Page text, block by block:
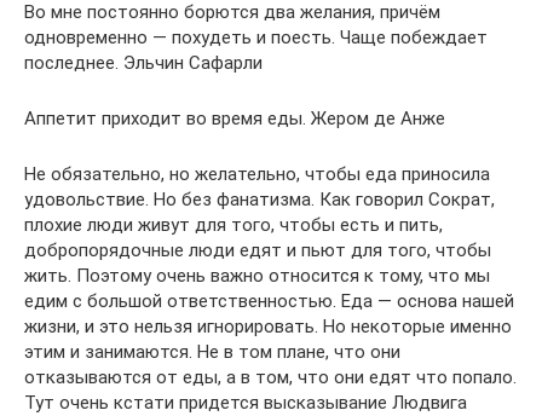
Во мне постоянно борются два желания, причём
одновременно — похудеть и поесть. Чаще побеждает
последнее. Эльчин Сафарли
Аппетит приходит во время еды. Жером де Анже
Не обязательно, но желательно, чтобы еда приносила
удовольствие. Но без фанатизма. Как говорил Сократ,
плохие люди живут для того, чтобы есть и пить,
добропорядочные люди едят и пьют для того, чтобы
жить. Поэтому очень важно относится к тому, что мы
едим с большой ответственностью. Еда ― основа нашей
жизни, и это нельзя игнорировать. Но некоторые именно
этим и занимаются. Не в том плане, что они
отказываются от еды, а в том, что они едят что попало.
Тут очень кстати придется высказывание Людвига